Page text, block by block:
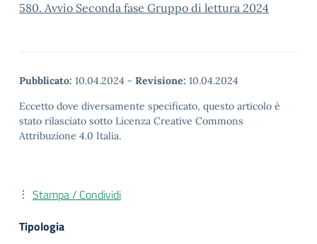
580. Avvio Seconda fase Gruppo di lettura 2024
Pubblicato: 10.04.2024 - Revisione: 10.04.2024
Eccetto dove diversamente specificato, questo articolo è
stato rilasciato sotto Licenza Creative Commons
Attribuzione 4.0 Italia.
Stampa / Condividi
Tipologia